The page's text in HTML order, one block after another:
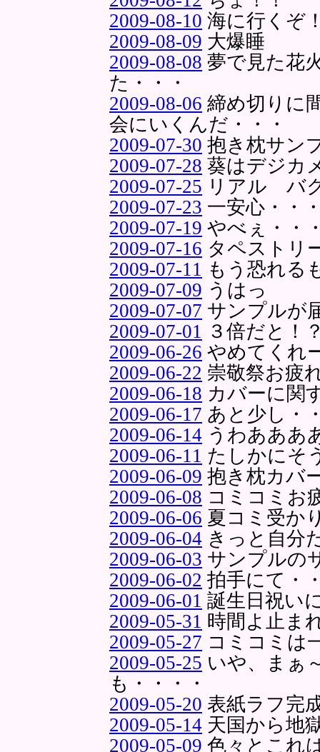
2009-08-10 海に行くぞ
2009-08-09 大爆睡
2009-08-08 夢で見た花
た・・・
2009-08-06 締め切りに
会にいくんだ・・・
2009-07-30 抱き枕サン
2009-07-28 葵はデジカ
2009-07-25 リアル バ
2009-07-23 一安心・・
2009-07-19 やべぇ・・
2009-07-16 タペストリ
2009-07-11 もう恐れる
2009-07-09 うはっ
2009-07-07 サンプルが
2009-07-01 ３倍だと！
2009-06-26 やめてくれ
2009-06-22 崇敬祭お疲
2009-06-18 カバーに関
2009-06-17 あと少し・
2009-06-14 うわあああ
2009-06-11 たしかにそ
2009-06-09 抱き枕カバ
2009-06-08 コミコミお
2009-06-06 夏コミ受か
2009-06-04 きっと自分
2009-06-03 サンプルの
2009-06-02 拍手にて・
2009-06-01 誕生日祝い
2009-05-31 時間よ止ま
2009-05-27 コミコミは
2009-05-25 いや、まぁ
も・・・・
2009-05-20 表紙ラフ完
2009-05-14 天国から地
2009-05-09 色々とこれ